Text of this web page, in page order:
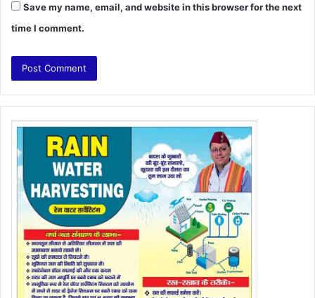
Save my name, email, and website in this browser for the next
time I comment.